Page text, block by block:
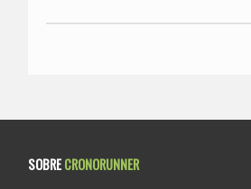
SOBRECRONORUNNER